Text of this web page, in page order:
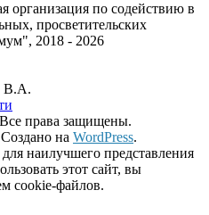
организация по содействию в
просветительских
2018 - 2026
В.А.
права защищены.
на WordPress.
наилучшего представления
этот сайт, вы
cookie-файлов.